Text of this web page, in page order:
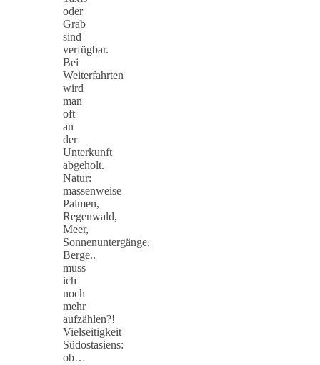
oder
Grab
sind
verfügbar.
Bei
Weiterfahrten
wird
man
oft
an
der
Unterkunft
abgeholt.
Natur:
massenweise
Palmen,
Regenwald,
Meer,
Sonnenuntergänge,
Berge..
muss
ich
noch
mehr
aufzählen?!
Vielseitigkeit
Südostasiens:
ob…